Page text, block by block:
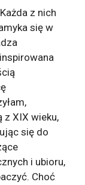
z nich
się w
XIX wieku,
się do
i ubioru,
Choć